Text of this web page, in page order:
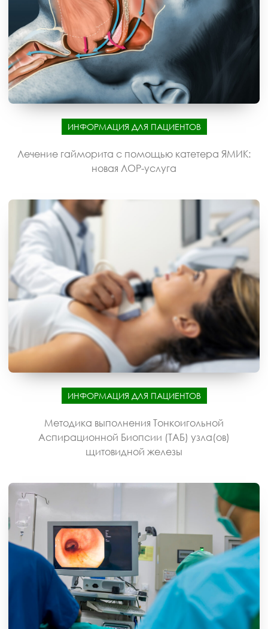
ИНФОРМАЦИЯ ДЛЯ ПАЦИЕНТОВ
Лечение гайморита с помощью катетера ЯМИК:
новая ЛОР-услуга
ИНФОРМАЦИЯ ДЛЯ ПАЦИЕНТОВ
Методика выполнения Тонкоигольной
Аспирационной Биопсии (ТАБ) узла(ов)
щитовидной железы